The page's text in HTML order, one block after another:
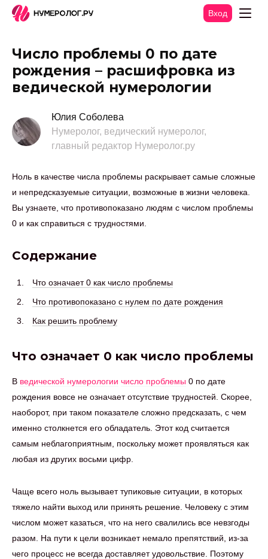
Вход
Число проблемы 0 по дате
рождения – расшифровка из
ведической нумерологии
Юлия Соболева
Нумеролог, ведический нумеролог,
главный редактор Нумеролог.ру
Ноль в качестве числа проблемы раскрывает самые сложные
и непредсказуемые ситуации, возможные в жизни человека.
Вы узнаете, что противопоказано людям с числом проблемы
0 и как справиться с трудностями.
Содержание
Что означает 0 как число проблемы
Что противопоказано с нулем по дате рождения
Как решить проблему
Что означает 0 как число проблемы
В ведической нумерологии число проблемы 0 по дате
рождения вовсе не означает отсутствие трудностей. Скорее,
наоборот, при таком показателе сложно предсказать, с чем
именно столкнется его обладатель. Этот код считается
самым неблагоприятным, поскольку может проявляться как
любая из других восьми цифр.
Чаще всего ноль вызывает тупиковые ситуации, в которых
тяжело найти выход или принять решение. Человеку с этим
числом может казаться, что на него свалились все невзгоды
разом. На пути к цели возникает немало препятствий, из-за
чего процесс не всегда доставляет удовольствие. Поэтому